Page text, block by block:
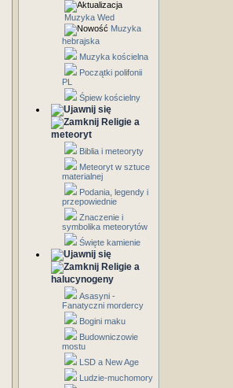
Muzyka Wed
Muzyka
hebrajska
Muzyka kościelna
Początki polifonii
PL
Śpiew kościelny
Religie a
meteoryt
Biblia i meteoryty
Meteoryt w sztuce
materialnej
Podania, legendy i
przepowiednie
Znaczenie i
symbolika meteorytów
Święte kamienie
Religie a
halucynogeny
Asasyni -
Fanatyczni mordercy
Bogini maku
Budowniczowie
mostu
LSD a New Age
Ludzie-muchomory